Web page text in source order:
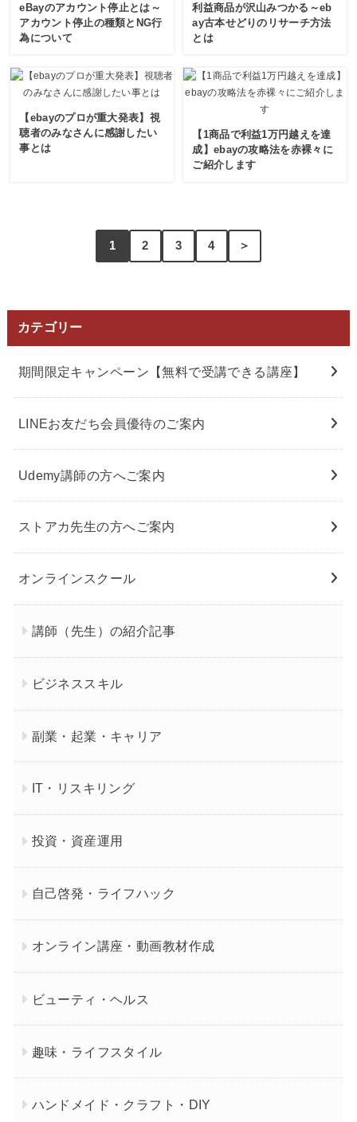
eBayのアカウント停止とは～
アカウント停止の種類とNG行
為について
利益商品が沢山みつかる～eb
ay古本せどりのリサーチ方法
とは
【ebayのプロが重大発表】視
聴者のみなさんに感謝したい
事とは
【1商品で利益1万円越えを達
成】ebayの攻略法を赤裸々に
ご紹介します
1 2 3 4 ＞
カテゴリー
期間限定キャンペーン【無料で受講できる講座】
LINEお友だち会員優待のご案内
Udemy講師の方へご案内
ストアカ先生の方へご案内
オンラインスクール
講師（先生）の紹介記事
ビジネススキル
副業・起業・キャリア
IT・リスキリング
投資・資産運用
自己啓発・ライフハック
オンライン講座・動画教材作成
ビューティ・ヘルス
趣味・ライフスタイル
ハンドメイド・クラフト・DIY